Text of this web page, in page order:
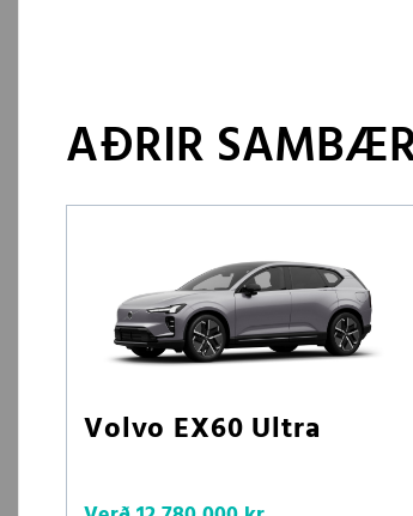
AÐRIR
Volvo EX60 Ultra